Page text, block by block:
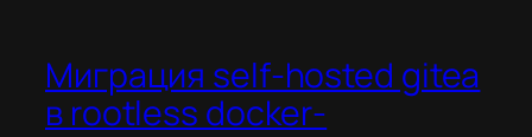
Миграция self-hosted gitea
в rootless docker-